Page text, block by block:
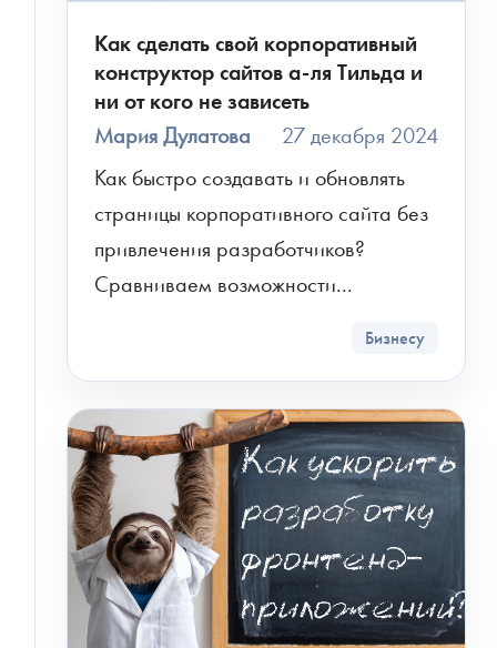
Как сделать свой корпоративный
конструктор сайтов а-ля Тильда и
ни от кого не зависеть
Мария Дулатова
27 декабря 2024
Как быстро создавать и обновлять
страницы корпоративного сайта без
привлечения разработчиков?
Сравниваем возможности...
Бизнесу